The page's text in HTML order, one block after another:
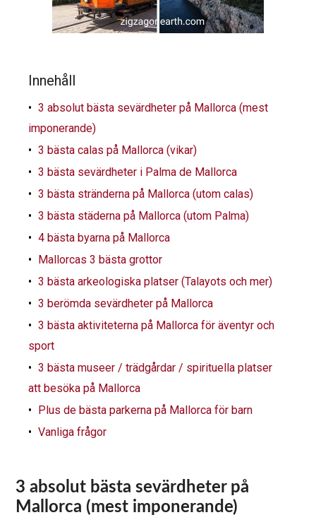
Innehåll
3 absolut bästa sevärdheter på Mallorca (mest
imponerande)
3 bästa calas på Mallorca (vikar)
3 bästa sevärdheter i Palma de Mallorca
3 bästa stränderna på Mallorca (utom calas)
3 bästa städerna på Mallorca (utom Palma)
4 bästa byarna på Mallorca
Mallorcas 3 bästa grottor
3 bästa arkeologiska platser (Talayots och mer)
3 berömda sevärdheter på Mallorca
3 bästa aktiviteterna på Mallorca för äventyr och
sport
3 bästa museer / trädgårdar / spirituella platser
att besöka på Mallorca
Plus de bästa parkerna på Mallorca för barn
Vanliga frågor
3 absolut bästa sevärdheter på
Mallorca (mest imponerande)